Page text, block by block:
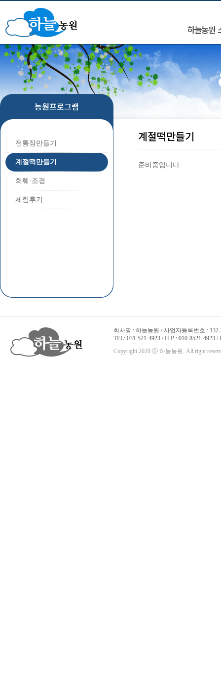
하늘농원
농원프로그램
전통장만들기
계절떡만들기
회훼·조경
체험후기
계절떡만들기
준비중입니다.
회사명 : 하늘농원 / 사업자등록번호 :
TEL: 031-521-4923 / H.P : 010-8521-4923 /
Copyright 2020 ⓒ 하늘농원. All right